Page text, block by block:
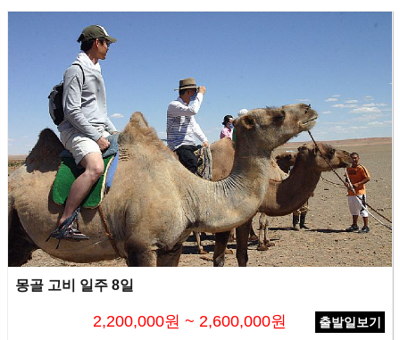
몽골 고비 일주 8일
2,200,000원 ~ 2,600,000원 출발일보기